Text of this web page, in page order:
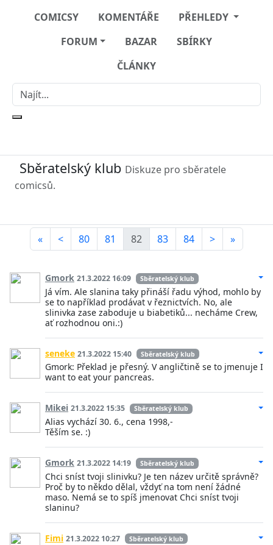
COMICSY KOMENTÁŘE
PŘEHLEDY
FORUM
BAZAR
SBÍRKY
ČLÁNKY
Sběratelský klub Diskuze pro sběratele
comicsů.
« < 80 81 82 83 84 > »
Gmork 21.3.2022 16:09 Sběratelský klub
Já vím. Ale slanina taky přináší řadu výhod, mohlo by
se to například prodávat v řeznictvích. No, ale
slinivka zase zaboduje u biabetiků... necháme Crew,
ať rozhodnou oni.:)
seneke 21.3.2022 15:40 Sběratelský klub
Gmork: Překlad je přesný. V angličtině se to jmenuje I
want to eat your pancreas.
Mikei 21.3.2022 15:35 Sběratelský klub
Alias vychází 30. 6., cena 1998,-
Těším se. :)
Gmork 21.3.2022 14:19 Sběratelský klub
Chci sníst tvoji slinivku? Je ten název určitě správně?
Proč by to někdo dělal, vždyť na tom není žádné
maso. Nemá se to spíš jmenovat Chci sníst tvoji
slaninu?
Fimi 21.3.2022 10:27 Sběratelský klub